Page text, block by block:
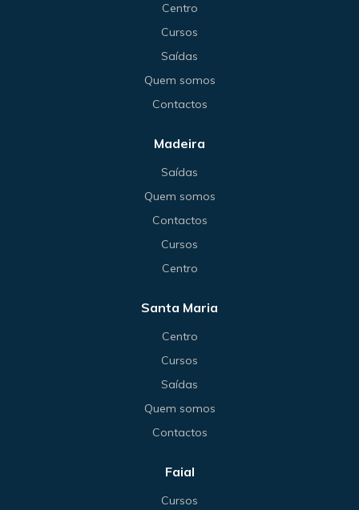
Centro
Cursos
Saídas
Quem somos
Contactos
Madeira
Saídas
Quem somos
Contactos
Cursos
Centro
Santa Maria
Centro
Cursos
Saídas
Quem somos
Contactos
Faial
Cursos